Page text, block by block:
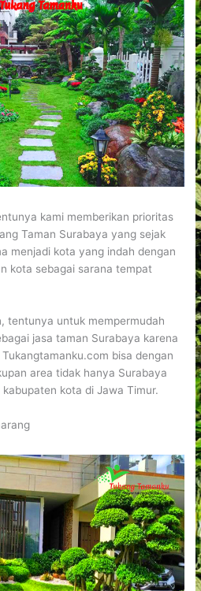
kami memberikan prioritas
Taman Surabaya yang sejak
menjadi kota yang indah dengan
kota sebagai sarana tempat
tentunya untuk mempermudah
jasa taman Surabaya karena
bisa dengan
area tidak hanya Surabaya
kota di Jawa Timur.